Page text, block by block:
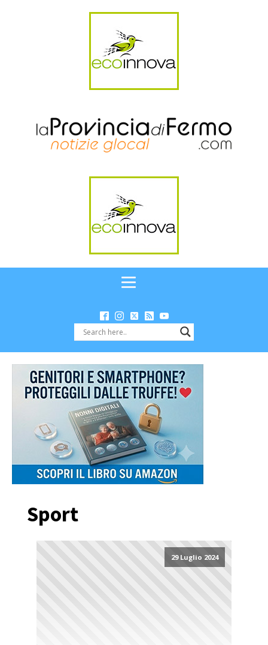
Sport
29 Luglio 2024